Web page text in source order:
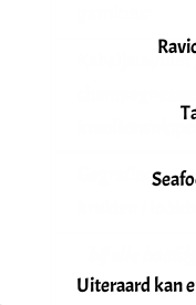
Kabeljauwfilet
Uiteraard kan